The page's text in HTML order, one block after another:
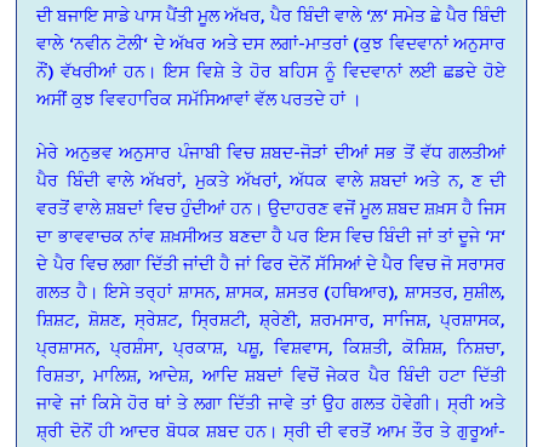
ਦੀ ਬਜਾਇ ਸਾਡੇ ਪਾਸ ਪੈਂਤੀ ਮੂਲ ਅੱਖਰ, ਪੈਰ ਬਿੰਦੀ ਵਾਲੇ ‘ਲ਼‘ ਸਮੇਤ ਛੇ ਪੈਰ ਬਿੰਦੀ
ਵਾਲੇ ‘ਨਵੀਨ ਟੋਲੀ‘ ਦੇ ਅੱਖਰ ਅਤੇ ਦਸ ਲਗਾਂ-ਮਾਤਰਾਂ (ਕੁਝ ਵਿਦਵਾਨਾਂ ਅਨੁਸਾਰ
ਨੌਂ) ਵੱਖਰੀਆਂ ਹਨ। ਇਸ ਵਿਸ਼ੇ ਤੇ ਹੋਰ ਬਹਿਸ ਨੂੰ ਵਿਦਵਾਨਾਂ ਲਈ ਛਡਦੇ ਹੋਏ
ਅਸੀਂ ਕੁਝ ਵਿਵਹਾਰਿਕ ਸਮੱਸਿਆਵਾਂ ਵੱਲ ਪਰਤਦੇ ਹਾਂ ।
ਮੇਰੇ ਅਨੁਭਵ ਅਨੁਸਾਰ ਪੰਜਾਬੀ ਵਿਚ ਸ਼ਬਦ-ਜੋੜਾਂ ਦੀਆਂ ਸਭ ਤੋਂ ਵੱਧ ਗਲਤੀਆਂ
ਪੈਰ ਬਿੰਦੀ ਵਾਲੇ ਅੱਖਰਾਂ, ਮੁਕਤੇ ਅੱਖਰਾਂ, ਅੱਧਕ ਵਾਲੇ ਸ਼ਬਦਾਂ ਅਤੇ ਨ, ਣ ਦੀ
ਵਰਤੋਂ ਵਾਲੇ ਸ਼ਬਦਾਂ ਵਿਚ ਹੁੰਦੀਆਂ ਹਨ। ਉਦਾਹਰਣ ਵਜੋਂ ਮੂਲ ਸ਼ਬਦ ਸ਼ਖ਼ਸ ਹੈ ਜਿਸ
ਦਾ ਭਾਵਵਾਚਕ ਨਾਂਵ ਸ਼ਖ਼ਸੀਅਤ ਬਣਦਾ ਹੈ ਪਰ ਇਸ ਵਿਚ ਬਿੰਦੀ ਜਾਂ ਤਾਂ ਦੂਜੇ ‘ਸ‘
ਦੇ ਪੈਰ ਵਿਚ ਲਗਾ ਦਿੱਤੀ ਜਾਂਦੀ ਹੈ ਜਾਂ ਫਿਰ ਦੋਨੋਂ ਸੱਸਿਆਂ ਦੇ ਪੈਰ ਵਿਚ ਜੋ ਸਰਾਸਰ
ਗਲਤ ਹੈ। ਇਸੇ ਤਰ੍ਹਾਂ ਸ਼ਾਸਨ, ਸ਼ਾਸਕ, ਸ਼ਸਤਰ (ਹਥਿਆਰ), ਸ਼ਾਸਤਰ, ਸੁਸ਼ੀਲ,
ਸ਼ਿਸ਼ਟ, ਸ਼ੋਸ਼ਣ, ਸ੍ਰੇਸ਼ਟ, ਸ੍ਰਿਸ਼ਟੀ, ਸ਼੍ਰੇਣੀ, ਸ਼ਰਮਸਾਰ, ਸਾਜਿਸ਼, ਪ੍ਰਸ਼ਾਸਕ,
ਪ੍ਰਸ਼ਾਸਨ, ਪ੍ਰਸ਼ੰਸਾ, ਪ੍ਰਕਾਸ਼, ਪਸ਼ੂ, ਵਿਸ਼ਵਾਸ, ਕਿਸ਼ਤੀ, ਕੋਸ਼ਿਸ਼, ਨਿਸ਼ਚਾ,
ਰਿਸ਼ਤਾ, ਮਾਲਿਸ਼, ਆਦੇਸ਼, ਆਦਿ ਸ਼ਬਦਾਂ ਵਿਚੋਂ ਜੇਕਰ ਪੈਰ ਬਿੰਦੀ ਹਟਾ ਦਿੱਤੀ
ਜਾਵੇ ਜਾਂ ਕਿਸੇ ਹੋਰ ਥਾਂ ਤੇ ਲਗਾ ਦਿੱਤੀ ਜਾਵੇ ਤਾਂ ਉਹ ਗਲਤ ਹੋਵੇਗੀ। ਸ੍ਰੀ ਅਤੇ
ਸ਼੍ਰੀ ਦੋਨੋਂ ਹੀ ਆਦਰ ਬੋਧਕ ਸ਼ਬਦ ਹਨ। ਸ੍ਰੀ ਦੀ ਵਰਤੋਂ ਆਮ ਤੌਰ ਤੇ ਗੁਰੂਆਂ-